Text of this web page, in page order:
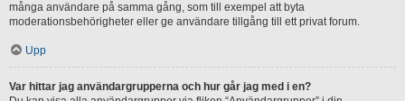
många användare på samma gång, som till exempel att byta
moderationsbehörigheter eller ge användare tillgång till ett privat forum.
Upp
Var hittar jag användargrupperna och hur går jag med i en?